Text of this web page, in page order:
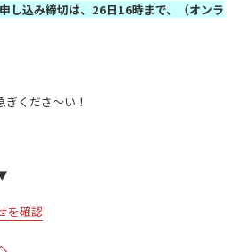
し込み締切は、26日16時まで、（オンラ
ぎくださ〜い！
を確認